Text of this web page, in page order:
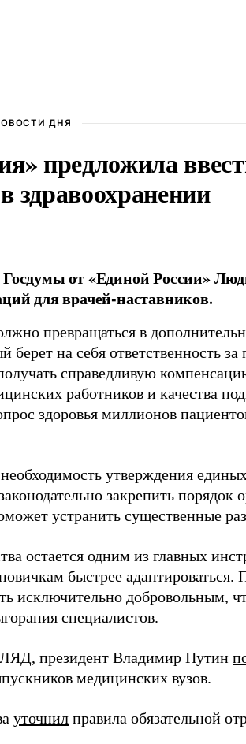
ДНЯ
предложила
здравоохранении
от «Единой России»
для врачей-наставников.
превращаться в
берет на себя ответственность
справедливую
работников и качества
здоровья миллионов
утверждения
закрепить порядок
устранить существенные
остается одним из главных
быстрее адаптироваться.
исключительно добровольным,
специалистов.
президент Владимир Путин
медицинских вузов.
уточнил правила обязательной